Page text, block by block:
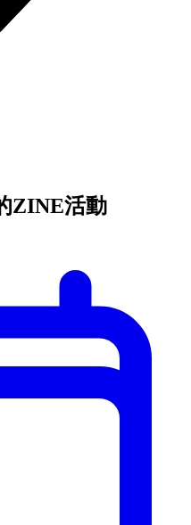
ZINE活動